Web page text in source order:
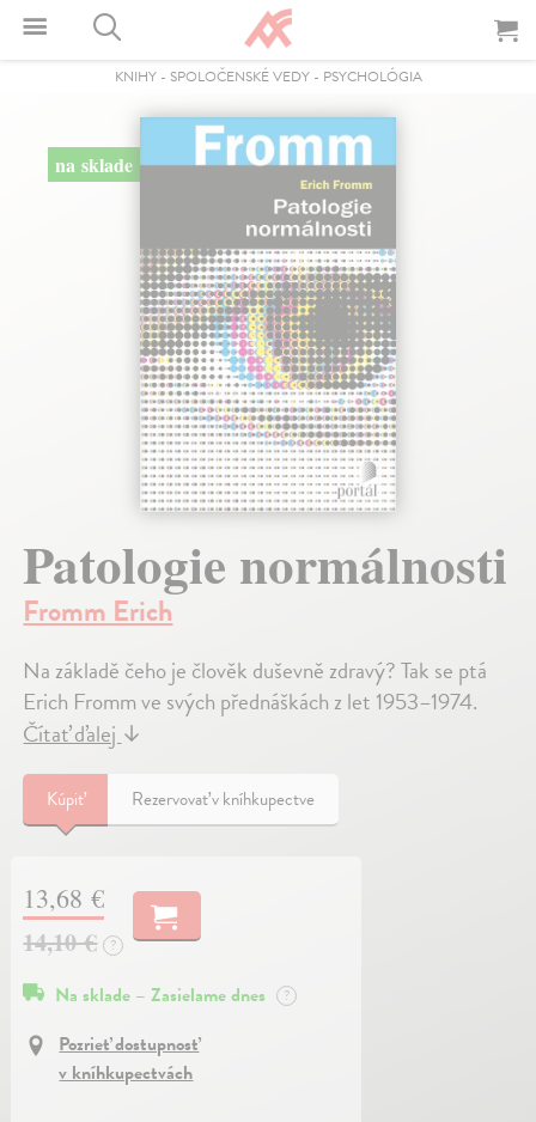
KNIHY- SPOLOČENSKÉ VEDY- PSYCHOLÓGIA
na sklade
Patologie normálnosti
Fromm Erich
Na základě čeho je člověk duševně zdravý? Tak se ptá
Erich Fromm ve svých přednáškách z let 1953–1974.
Čítať ďalej↓
Kúpiť Rezervovať v kníhkupectve
13,68 €
14,10 €
?
Na sklade – Zasielame dnes ?
Pozrieť dostupnosť
v kníhkupectvách